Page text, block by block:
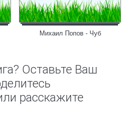
Михаил Попов - Чуб
Оставьте Ваш
расскажите